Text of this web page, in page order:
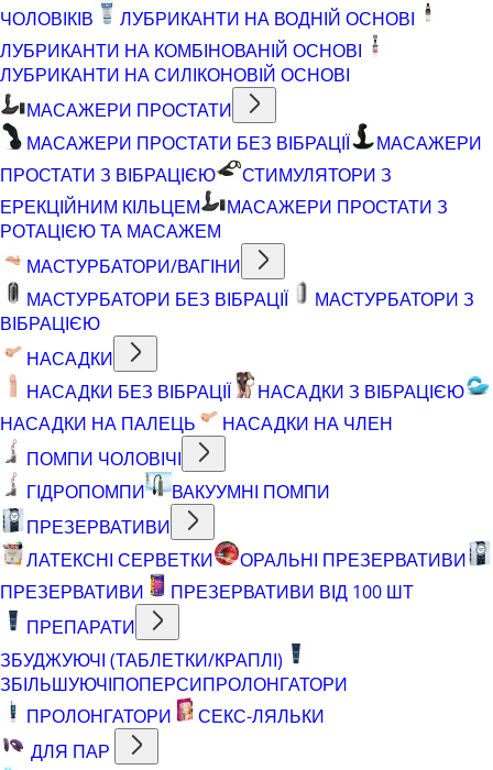
ЧОЛОВІКІВ
ЛУБРИКАНТИ НА ВОДНІЙ ОСНОВІ
ЛУБРИКАНТИ НА КОМБІНОВАНІЙ ОСНОВІ
ЛУБРИКАНТИ НА СИЛІКОНОВІЙ ОСНОВІ
МАСАЖЕРИ ПРОСТАТИ
МАСАЖЕРИ ПРОСТАТИ БЕЗ ВІБРАЦІЇ
МАСАЖЕРИ
ПРОСТАТИ З ВІБРАЦІЄЮ
СТИМУЛЯТОРИ З
ЕРЕКЦІЙНИМ КІЛЬЦЕМ
МАСАЖЕРИ ПРОСТАТИ З
РОТАЦІЄЮ ТА МАСАЖЕМ
МАСТУРБАТОРИ/ВАГІНИ
МАСТУРБАТОРИ БЕЗ ВІБРАЦІЇ
МАСТУРБАТОРИ З
ВІБРАЦІЄЮ
НАСАДКИ
НАСАДКИ БЕЗ ВІБРАЦІЇ
НАСАДКИ З ВІБРАЦІЄЮ
НАСАДКИ НА ПАЛЕЦЬ
НАСАДКИ НА ЧЛЕН
ПОМПИ ЧОЛОВІЧІ
ГІДРОПОМПИ
ВАКУУМНІ ПОМПИ
ПРЕЗЕРВАТИВИ
ЛАТЕКСНІ СЕРВЕТКИ
ОРАЛЬНІ ПРЕЗЕРВАТИВИ
ПРЕЗЕРВАТИВИ
ПРЕЗЕРВАТИВИ ВІД 100 ШТ
ПРЕПАРАТИ
ЗБУДЖУЮЧІ (ТАБЛЕТКИ/КРАПЛІ)
ЗБІЛЬШУЮЧІПОПЕРСИПРОЛОНГАТОРИ
ПРОЛОНГАТОРИ
СЕКС-ЛЯЛЬКИ
ДЛЯ ПАР